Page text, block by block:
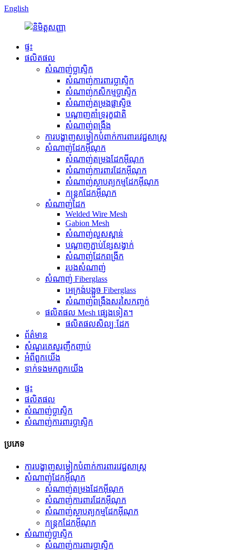
English
ផ្ទះ
ផលិតផល
សំណាញ់ប្លាស្ទិក
សំណាញ់ការពារប្លាស្ទិក
សំណាញ់កសិកម្មប្លាស្ទិក
សំណាញ់តម្រងផ្លាស្ទិច
បណ្តាញគាំទ្ររុក្ខជាតិ
សំណាញ់ពង្រឹង
ការបង្ហាញសម្លៀកបំពាក់ការពារវេជ្ជសាស្ត្រ
សំណាញ់ដែកអ៊ីណុក
សំណាញ់តម្រងដែកអ៊ីណុក
សំណាញ់ការពារដែកអ៊ីណុក
សំណាញ់ស្ថាបត្យកម្មដែកអ៊ីណុក
កន្ត្រកដែកអ៊ីណុក
សំណាញ់ដែក
Welded Wire Mesh
Gabion Mesh
សំណាញ់លួសស្ពាន់
បណ្តាញភ្ជាប់ខ្សែសង្វាក់
សំណាញ់ដែកពង្រីក
របងសំណាញ់
សំណាញ់ Fiberglass
អេក្រង់បង្អួច Fiberglass
សំណាញ់ពង្រឹងសរសៃកញ្ចក់
ផលិតផល Mesh ផ្សេងទៀត។
ផលិតផលសិល្បៈដែក
ព័ត៌មាន
សំណួរគេសួរញឹកញាប់
អំពី​ពួក​យើង
ទាក់ទង​មក​ពួក​យើង
ផ្ទះ
ផលិតផល
សំណាញ់ប្លាស្ទិក
សំណាញ់ការពារប្លាស្ទិក
ប្រភេទ
ការបង្ហាញសម្លៀកបំពាក់ការពារវេជ្ជសាស្ត្រ
សំណាញ់ដែកអ៊ីណុក
សំណាញ់តម្រងដែកអ៊ីណុក
សំណាញ់ការពារដែកអ៊ីណុក
សំណាញ់ស្ថាបត្យកម្មដែកអ៊ីណុក
កន្ត្រកដែកអ៊ីណុក
សំណាញ់ប្លាស្ទិក
សំណាញ់ការពារប្លាស្ទិក